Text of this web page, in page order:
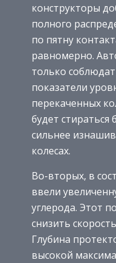
конструкторы
полного
по пятну
равномерно.
только
показатели
перекаченных
будет стираться
сильнее
колесах.
Во-вторых, в
ввели
углерода. Этот
снизить
Глубина
высокой